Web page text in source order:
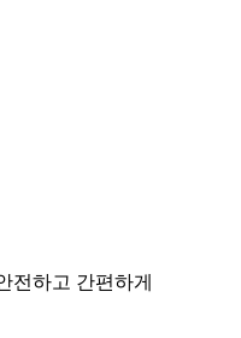
전하고 간편하게